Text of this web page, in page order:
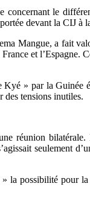
le
devant la CIJ à
Mangue, a fait
et
» par la Guinée
des tensions inutiles.
réunion
seulement
possibilité pour